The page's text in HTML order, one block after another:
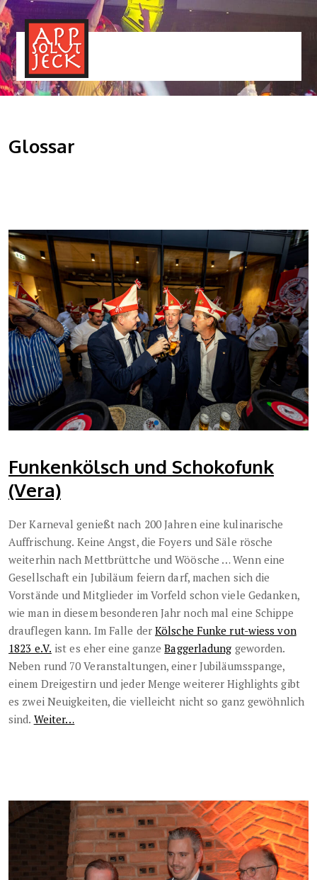
Glossar
Funkenkölsch und Schokofunk
(Vera)
Der Karneval genießt nach 200 Jahren eine kulinarische
Auffrischung. Keine Angst, die Foyers und Säle rösche
weiterhin nach Mettbrüttche und Wöösche … Wenn eine
Gesellschaft ein Jubiläum feiern darf, machen sich die
Vorstände und Mitglieder im Vorfeld schon viele Gedanken,
wie man in diesem besonderen Jahr noch mal eine Schippe
drauflegen kann. Im Falle derKölsche Funke rut-wiess von
1823 e.V. ist es eher eine ganzeBaggerladung geworden.
Neben rund 70 Veranstaltungen, einer Jubiläumsspange,
einem Dreigestirn und jeder Menge weiterer Highlights gibt
es zwei Neuigkeiten, die vielleicht nicht so ganz gewöhnlich
sind. Weiter…